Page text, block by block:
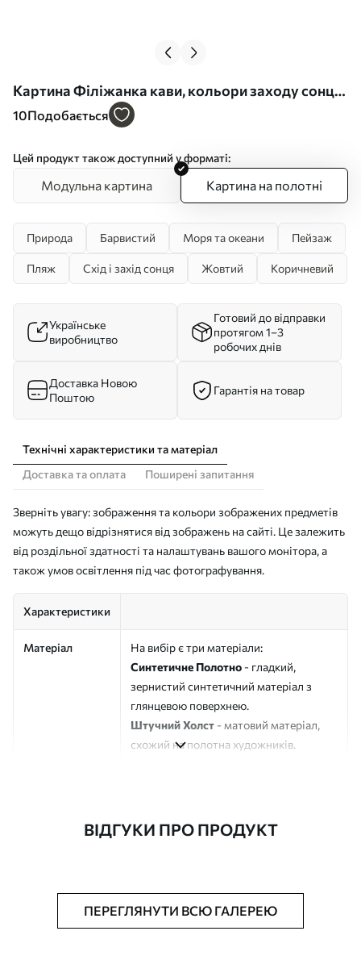
Картина Філіжанка кави, кольори заходу сонця,
озеро, вітрильники, природа, подорожі Арт.
10Подобається
Цей продукт також доступний у форматі:
Модульна картина Картина на полотні
Природа Барвистий Моря та океани Пейзаж
Пляж Схід і захід сонця Жовтий Коричневий
Українське
виробництво
Готовий до відправки
протягом 1–3
робочих днів
Доставка Новою
Поштою
Гарантія на товар
Технічні характеристики та матеріал
Доставка та оплата
Поширені запитання
Зверніть увагу: зображення та кольори зображених предметів
можуть дещо відрізнятися від зображень на сайті. Це залежить
від роздільної здатності та налаштувань вашого монітора, а
також умов освітлення під час фотографування.
Характеристики
Матеріал
На вибір є три матеріали:
Синтетичне Полотно - гладкий,
зернистий синтетичний матеріал з
глянцевою поверхнею.
Штучний Холст - матовий матеріал,
схожий на полотна художників.
Додатково Можна додати лакове покриття.
ВІДГУКИ ПРО ПРОДУКТ
ПЕРЕГЛЯНУТИ ВСЮ ГАЛЕРЕЮ